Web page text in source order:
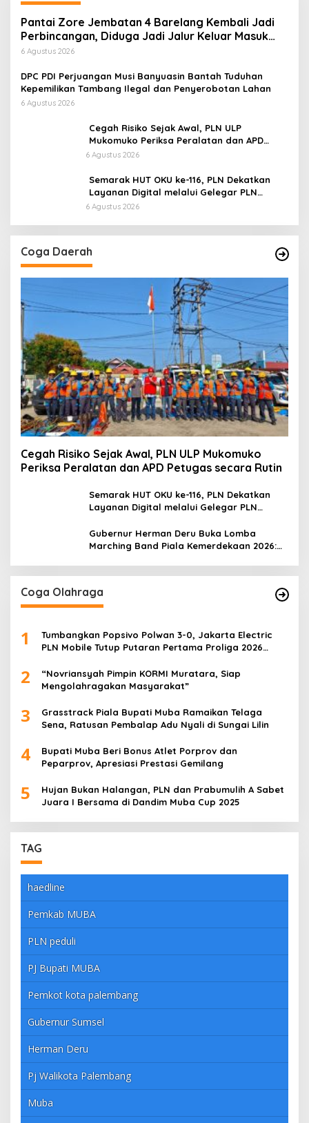
Pantai Zore Jembatan 4 Barelang Kembali Jadi
Perbincangan, Diduga Jadi Jalur Keluar Masuk
Barang Tanpa Dokumen Kepabeanan, Nama
Mengungkap Dugaan Aktivitas di Kawasan Pesisir
6 Agustus 2026
DPC PDI Perjuangan Musi Banyuasin Bantah Tuduhan
Kepemilikan Tambang Ilegal dan Penyerobotan Lahan
6 Agustus 2026
Cegah Risiko Sejak Awal, PLN ULP
Mukomuko Periksa Peralatan dan APD
Petugas secara Rutin
6 Agustus 2026
Semarak HUT OKU ke-116, PLN Dekatkan
Layanan Digital melalui Gelegar PLN
Mobile 2026
6 Agustus 2026
Coga Daerah
Cegah Risiko Sejak Awal, PLN ULP Mukomuko
Periksa Peralatan dan APD Petugas secara Rutin
Semarak HUT OKU ke-116, PLN Dekatkan
Layanan Digital melalui Gelegar PLN
Gubernur Herman Deru Buka Lomba
Marching Band Piala Kemerdekaan 2026:
Coga Olahraga
1
Tumbangkan Popsivo Polwan 3-0, Jakarta Electric
PLN Mobile Tutup Putaran Pertama Proliga 2026
2
“Novriansyah Pimpin KORMI Muratara, Siap
Mengolahragakan Masyarakat”
3
Grasstrack Piala Bupati Muba Ramaikan Telaga
Sena, Ratusan Pembalap Adu Nyali di Sungai Lilin
4
Bupati Muba Beri Bonus Atlet Porprov dan
Peparprov, Apresiasi Prestasi Gemilang
5
Hujan Bukan Halangan, PLN dan Prabumulih A Sabet
Juara I Bersama di Dandim Muba Cup 2025
TAG
haedline
Pemkab MUBA
PLN peduli
PJ Bupati MUBA
Pemkot kota palembang
Gubernur Sumsel
Herman Deru
Pj Walikota Palembang
Muba